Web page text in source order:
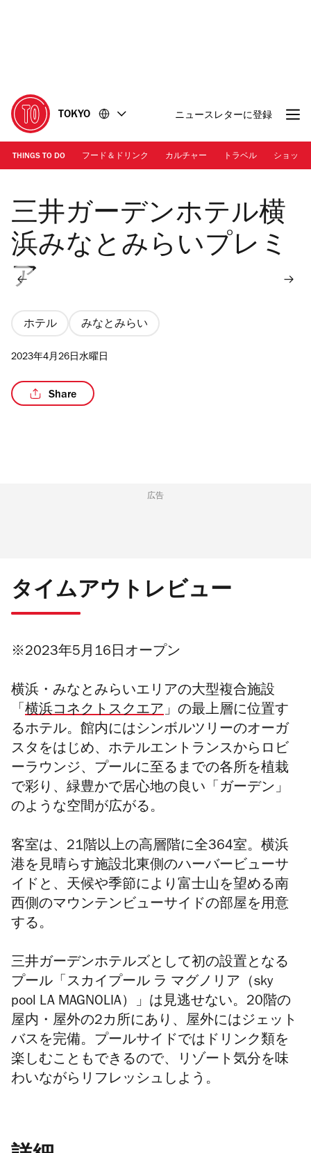
に
移
動
移
動
TOKYO ニュースレターに登録
THINGS TO DO フード＆ドリンク カルチャー トラベル ショッピ
画像提供：三井不動産株式会社
三井ガーデンホテル横
浜みなとみらいプレミ
ア
ホテル みなとみらい
2023年4月26日水曜日
Share
広告
タイムアウトレビュー
※2023年5月16日オープン
横浜・みなとみらいエリアの大型複合施設
「 横浜コネクトスクエア」の最上層に位置す
るホテル。 館内にはシンボルツリーのオーガ
スタをはじめ、ホテルエントランスからロビ
ーラウンジ、プールに至るまでの各所を植栽
で彩り、緑豊かで居心地の良い「ガーデン」
のような空間が広がる。
客室は、21階以上の高層階に全364室。 横浜
港を見晴らす施設北東側のハーバービューサ
イドと、天候や季節により富士山を望める南
西側のマウンテンビューサイドの部屋を用意
する。
三井ガーデンホテルズとして初の設置となる
プール「スカイプール ラ マグノリア（sky
pool LA MAGNOLIA）」は見逃せない。20階の
屋内・屋外の2カ所にあり、屋外にはジェット
バスを完備。
プールサイドではドリンク類を
楽しむこともできるので、リゾート気分を味
わいながらリフレッシュしよう。